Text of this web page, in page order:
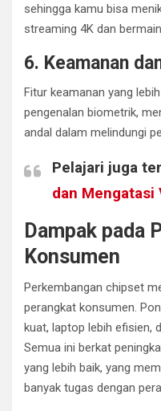
sehingga kamu bisa
streaming 4K dan
6. Keamanan
Fitur keamanan yang
pengenalan biometrik,
andal dalam melindungi
Pelajari juga
dan
Dampak pada
Konsumen
Perkembangan chipset
perangkat konsumen.
kuat, laptop lebih efisien,
Semua ini berkat
yang lebih baik, yang
banyak tugas dengan